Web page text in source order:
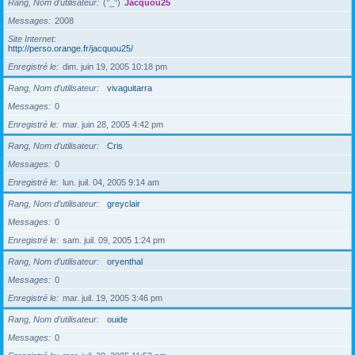
Rang, Nom d’utilisateur (°_°) Jacquou25
Messages
2008
Site Internet
http://perso.orange.fr/jacquou25/
Enregistré le
dim. juin 19, 2005 10:18 pm
Rang, Nom d’utilisateur
vivaguitarra
Messages
0
Enregistré le
mar. juin 28, 2005 4:42 pm
Rang, Nom d’utilisateur
Cris
Messages
0
Enregistré le
lun. juil. 04, 2005 9:14 am
Rang, Nom d’utilisateur
greyclair
Messages
0
Enregistré le
sam. juil. 09, 2005 1:24 pm
Rang, Nom d’utilisateur
oryenthal
Messages
0
Enregistré le
mar. juil. 19, 2005 3:46 pm
Rang, Nom d’utilisateur
ouide
Messages
0